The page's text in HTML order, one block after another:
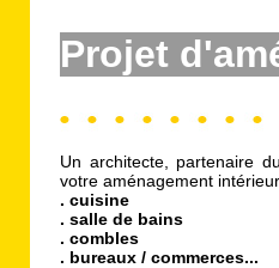
Projet
Un architecte, partenaire
votre aménagement
. cuisine
. salle de bains
. combles
. bureaux / commerces...